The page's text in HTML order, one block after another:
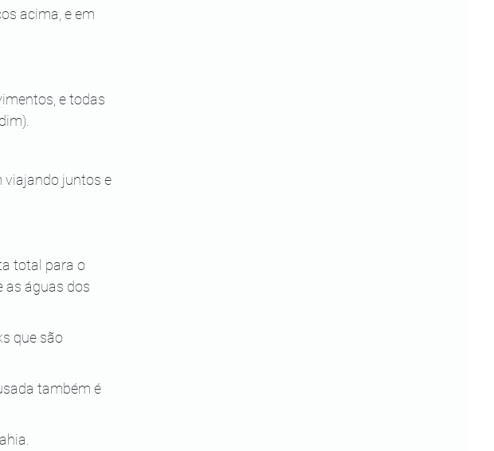
acima, e em
e todas
viajando juntos e
total para o
as águas dos
que são
também é